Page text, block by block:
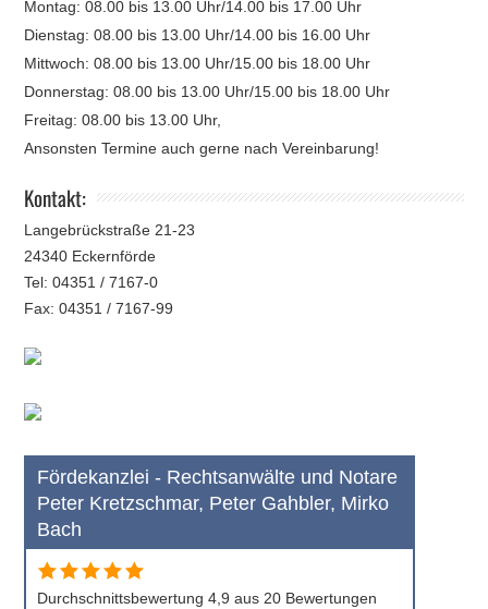
Montag: 08.00 bis 13.00 Uhr/14.00 bis 17.00 Uhr
Dienstag: 08.00 bis 13.00 Uhr/14.00 bis 16.00 Uhr
Mittwoch: 08.00 bis 13.00 Uhr/15.00 bis 18.00 Uhr
Donnerstag: 08.00 bis 13.00 Uhr/15.00 bis 18.00 Uhr
Freitag: 08.00 bis 13.00 Uhr,
Ansonsten Termine auch gerne nach Vereinbarung!
Kontakt:
Langebrückstraße 21-23
24340 Eckernförde
Tel: 04351 / 7167-0
Fax: 04351 / 7167-99
Fördekanzlei - Rechtsanwälte und Notare
Peter Kretzschmar, Peter Gahbler, Mirko
Bach
Durchschnittsbewertung 4,9 aus 20 Bewertungen